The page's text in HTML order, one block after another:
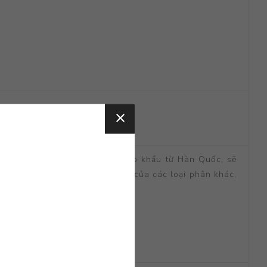
công nghệ hiện đại nhập khẩu từ Hàn Quốc, sẽ
tăng hiệu quả sử dụng của các loại phân khác,